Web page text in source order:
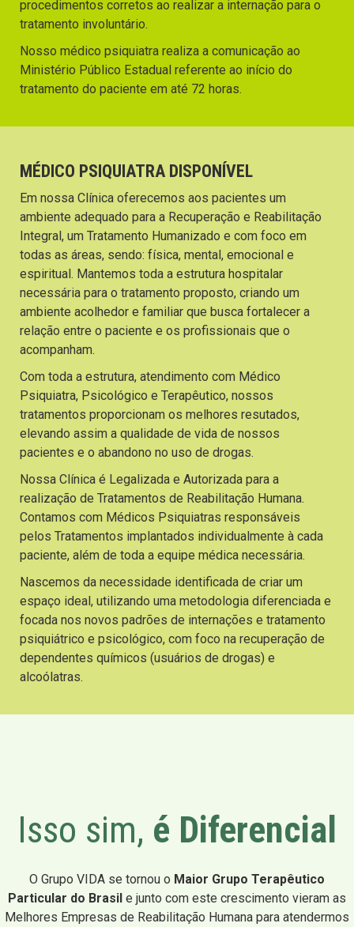
procedimentos corretos ao realizar a internação para o
tratamento involuntário.
Nosso médico psiquiatra realiza a comunicação ao
Ministério Público Estadual referente ao início do
tratamento do paciente em até 72 horas.
MÉDICO PSIQUIATRA DISPONÍVEL
Em nossa Clínica oferecemos aos pacientes um
ambiente adequado para a Recuperação e Reabilitação
Integral, um Tratamento Humanizado e com foco em
todas as áreas, sendo: física, mental, emocional e
espiritual. Mantemos toda a estrutura hospitalar
necessária para o tratamento proposto, criando um
ambiente acolhedor e familiar que busca fortalecer a
relação entre o paciente e os profissionais que o
acompanham.
Com toda a estrutura, atendimento com Médico
Psiquiatra, Psicológico e Terapêutico, nossos
tratamentos proporcionam os melhores resutados,
elevando assim a qualidade de vida de nossos
pacientes e o abandono no uso de drogas.
Nossa Clínica é Legalizada e Autorizada para a
realização de Tratamentos de Reabilitação Humana.
Contamos com Médicos Psiquiatras responsáveis
pelos Tratamentos implantados individualmente à cada
paciente, além de toda a equipe médica necessária.
Nascemos da necessidade identificada de criar um
espaço ideal, utilizando uma metodologia diferenciada e
focada nos novos padrões de internações e tratamento
psiquiátrico e psicológico, com foco na recuperação de
dependentes químicos (usuários de drogas) e
alcoólatras.
Isso sim, é Diferencial
O Grupo VIDA se tornou o Maior Grupo Terapêutico
Particular do Brasil e junto com este crescimento vieram as
Melhores Empresas de Reabilitação Humana para atendermos